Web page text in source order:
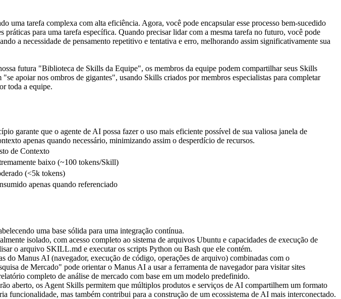
uma tarefa complexa com alta eficiência. Agora, você pode encapsular esse processo bem-sucedido
para uma tarefa específica. Quando precisar lidar com a mesma tarefa no futuro, você pode
a necessidade de pensamento repetitivo e tentativa e erro, melhorando assim significativamente sua
futura "Biblioteca de Skills da Equipe", os membros da equipe podem compartilhar seus Skills
apoiar nos ombros de gigantes", usando Skills criados por membros especialistas para completar
toda a equipe.
garante que o agente de AI possa fazer o uso mais eficiente possível de sua valiosa janela de
apenas quando necessário, minimizando assim o desperdício de recursos.
de Contexto
baixo (~100 tokens/Skill)
(<5k tokens)
apenas quando referenciado
uma base sólida para uma integração contínua.
isolado, com acesso completo ao sistema de arquivos Ubuntu e capacidades de execução de
o arquivo SKILL.md e executar os scripts Python ou Bash que ele contém.
do Manus AI (navegador, execução de código, operações de arquivo) combinadas com o
de Mercado" pode orientar o Manus AI a usar a ferramenta de navegador para visitar sites
completo de análise de mercado com base em um modelo predefinido.
aberto, os Agent Skills permitem que múltiplos produtos e serviços de AI compartilhem um formato
mas também contribui para a construção de um ecossistema de AI mais interconectado.